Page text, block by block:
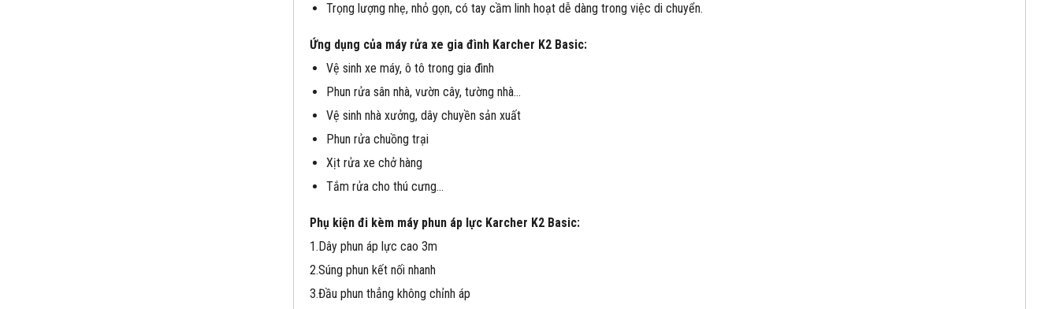
Trọng lượng nhẹ, nhỏ gọn, có tay cầm linh hoạt dễ dàng trong việc di chuyển.
Ứng dụng của máy rửa xe gia đình Karcher K2 Basic:
Vệ sinh xe máy, ô tô trong gia đình
Phun rửa sân nhà, vườn cây, tường nhà…
Vệ sinh nhà xưởng, dây chuyền sản xuất
Phun rửa chuồng trại
Xịt rửa xe chở hàng
Tắm rửa cho thú cưng…
Phụ kiện đi kèm máy phun áp lực Karcher K2 Basic:
1.Dây phun áp lực cao 3m
2.Súng phun kết nối nhanh
3.Đầu phun thẳng không chỉnh áp